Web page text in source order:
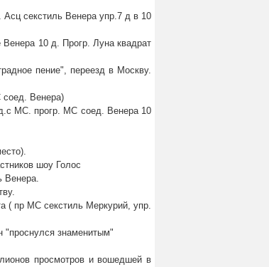
Асц секстиль Венера упр.7 д в 10
10 д. Прогр. Луна квадрат
пение", переезд в Москву.
соед. Венера)
МС. прогр. МС соед. Венера 10
шоу Голос
Венера.
( пр МС секстиль Меркурий, упр.
"проснулся знаменитым"
просмотров и вошедшей в